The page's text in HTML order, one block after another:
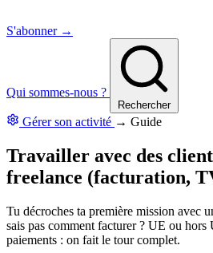
S'abonner →
Qui sommes-nous ?
Rechercher
Gérer son activité → Guide
Travailler avec des
freelance (facturation,
Tu décroches ta première mission avec
sais pas comment facturer ? UE ou
paiements : on fait le tour complet.